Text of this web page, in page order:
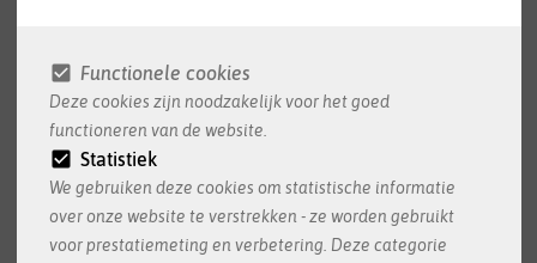
Functionele cookies
Deze cookies zijn noodzakelijk voor het goed
functioneren van de website.
Statistiek
We gebruiken deze cookies om statistische informatie
over onze website te verstrekken - ze worden gebruikt
voor prestatiemeting en verbetering. Deze categorie
Heb je een vraag over kinderopvang? Heb je
hulp nodig bij je aanvraag? Ga naar een
opvang in je buurt of naar een permanentie. Je
kan ook contact opnemen met het Loket
Kinderopvang.